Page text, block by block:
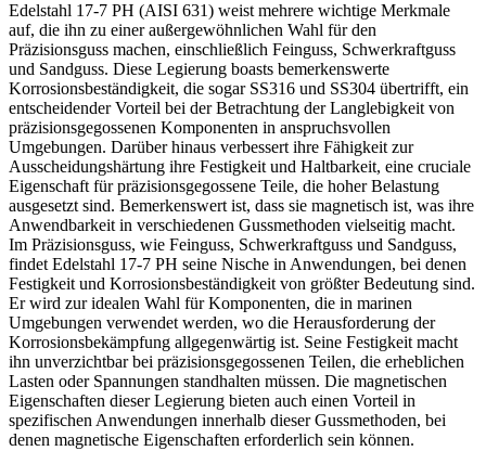
Edelstahl 17-7 PH (AISI 631) weist mehrere wichtige Merkmale
auf, die ihn zu einer außergewöhnlichen Wahl für den
Präzisionsguss machen, einschließlich Feinguss, Schwerkraftguss
und Sandguss. Diese Legierung boasts bemerkenswerte
Korrosionsbeständigkeit, die sogar SS316 und SS304 übertrifft, ein
entscheidender Vorteil bei der Betrachtung der Langlebigkeit von
präzisionsgegossenen Komponenten in anspruchsvollen
Umgebungen. Darüber hinaus verbessert ihre Fähigkeit zur
Ausscheidungshärtung ihre Festigkeit und Haltbarkeit, eine cruciale
Eigenschaft für präzisionsgegossene Teile, die hoher Belastung
ausgesetzt sind. Bemerkenswert ist, dass sie magnetisch ist, was ihre
Anwendbarkeit in verschiedenen Gussmethoden vielseitig macht.
Im Präzisionsguss, wie Feinguss, Schwerkraftguss und Sandguss,
findet Edelstahl 17-7 PH seine Nische in Anwendungen, bei denen
Festigkeit und Korrosionsbeständigkeit von größter Bedeutung sind.
Er wird zur idealen Wahl für Komponenten, die in marinen
Umgebungen verwendet werden, wo die Herausforderung der
Korrosionsbekämpfung allgegenwärtig ist. Seine Festigkeit macht
ihn unverzichtbar bei präzisionsgegossenen Teilen, die erheblichen
Lasten oder Spannungen standhalten müssen. Die magnetischen
Eigenschaften dieser Legierung bieten auch einen Vorteil in
spezifischen Anwendungen innerhalb dieser Gussmethoden, bei
denen magnetische Eigenschaften erforderlich sein können.